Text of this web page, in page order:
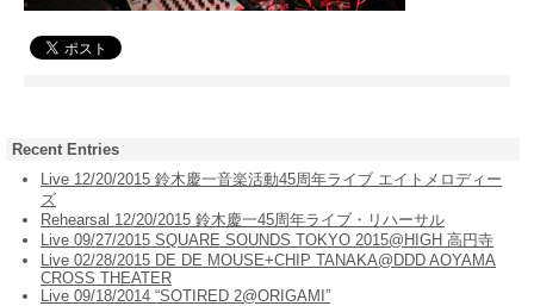
Recent Entries
Live 12/20/2015 鈴木慶一音楽活動45周年ライブ エイトメロディー
ズ
Rehearsal 12/20/2015 鈴木慶一45周年ライブ・リハーサル
Live 09/27/2015 SQUARE SOUNDS TOKYO 2015@HIGH 高円寺
Live 02/28/2015 DE DE MOUSE+CHIP TANAKA@DDD AOYAMA
CROSS THEATER
Live 09/18/2014 “SOTIRED 2@ORIGAMI”